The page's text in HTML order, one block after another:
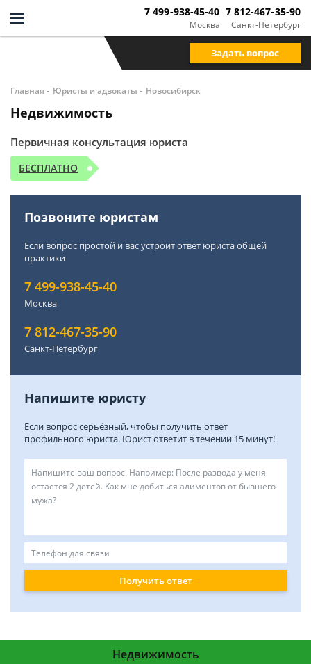
Москва
7 499-938-45-40
Санкт-Петербург
7 812-467-35-90
Задать вопрос
Главная - Юристы и адвокаты - Новосибирск
Недвижимость
Первичная консультация юриста
БЕСПЛАТНО
Позвоните юристам
Если вопрос простой и вас устроит ответ юриста общей
практики
7 499-938-45-40
Москва
7 812-467-35-90
Санкт-Петербург
Напишите юристу
Если вопрос серьёзный, чтобы получить ответ
профильного юриста. Юрист ответит в течении 15 минут!
Получить ответ
Недвижимость